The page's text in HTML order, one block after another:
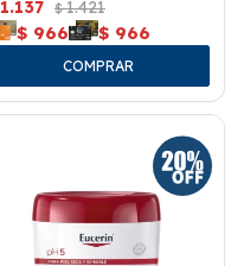
1.137 $ 1.421
$ 966 $ 966